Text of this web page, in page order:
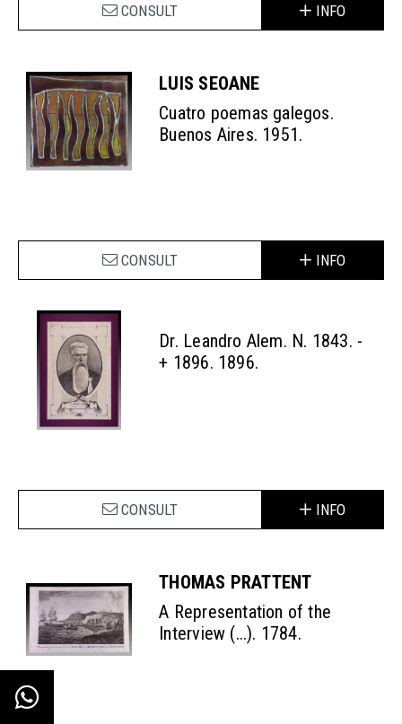
CONSULT INFO
LUIS SEOANE
Cuatro poemas galegos.
Buenos Aires. 1951.
CONSULT INFO
Dr. Leandro Alem. N. 1843. -
+ 1896. 1896.
CONSULT INFO
THOMAS PRATTENT
A Representation of the
Interview (...). 1784.